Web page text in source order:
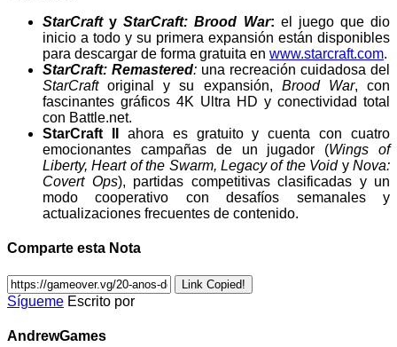
StarCraftyStarCraft: Brood War: el juego que dio
inicio a todo y su primera expansión están disponibles
para descargar de forma gratuita en www.starcraft.com.
StarCraft: Remastered: una recreación cuidadosa del
StarCraftoriginal y su expansión, Brood War, con
fascinantes gráficos 4K Ultra HD y conectividad total
con Battle.net.
StarCraft II
ahora es gratuito y cuenta con cuatro
emocionantes campañas de un jugador (Wings of
Liberty, Heart of the Swarm, Legacy of the Void yNova:
Covert Ops), partidas competitivas clasificadas y un
modo cooperativo con desafíos semanales y
actualizaciones frecuentes de contenido.
Comparte esta Nota
Link Copied!
Sígueme Escrito por
AndrewGames